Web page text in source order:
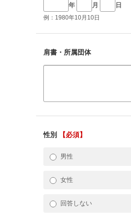
年 月 日
例：1980年10月10日
肩書・所属団体
性別 【必須】
男性
女性
回答しない